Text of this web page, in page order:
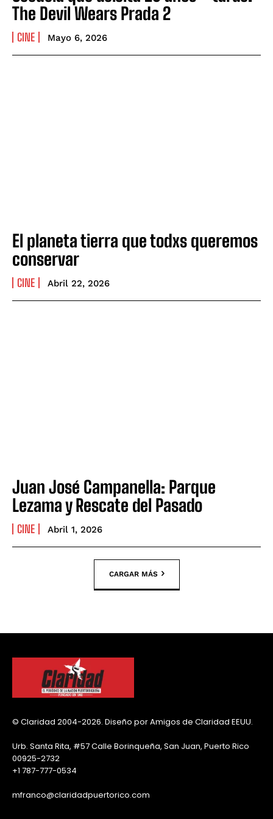
The Devil Wears Prada 2
CINE Mayo 6, 2026
El planeta tierra que todxs queremos
conservar
CINE Abril 22, 2026
Juan José Campanella: Parque
Lezama y Rescate del Pasado
CINE Abril 1, 2026
CARGAR MÁS
© Claridad 2004-2026. Diseño por Amigos de Claridad EEUU.
Urb. Santa Rita, #57 Calle Borinqueña, San Juan, Puerto Rico
00925-2732
+1 787-777-0534
mfranco@claridadpuertorico.com